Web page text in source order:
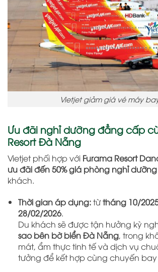
Vietjet giảm giá vé máy
Ưu đãi nghỉ dưỡng đẳng cấp
Resort Đà Nẵng
Vietjet phối hợp với Furama Resort
ưu đãi đến 50% giá phòng nghỉ dưỡng
khách.
Thời gian áp dụng:từtháng 10/
28/02/2026.
Du khách sẽ được tận hưởng kỳ
sao bên bờ biển Đà Nẵng, trong
mát, ẩm thực tinh tế và dịch vụ
tưởng để kết hợp cùng chuyến bay